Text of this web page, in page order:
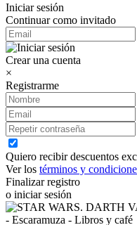
Iniciar sesión
Continuar como invitado
Crear una cuenta
×
Registrarme
Quiero recibir descuentos
Ver los términos y
Finalizar registro
o iniciar sesión